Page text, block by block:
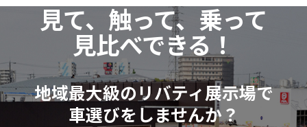
見て、触って、乗って
見比べできる！
地域最大級のリバティ展示場で
車選びをしませんか？